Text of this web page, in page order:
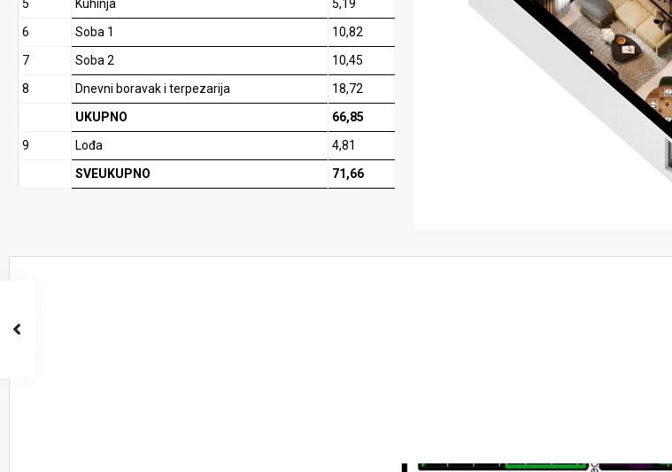
5
Kuhinja
5,19
6
Soba 1
10,82
7
Soba 2
10,45
8
Dnevni boravak i terpezarija
18,72
UKUPNO
66,85
9
Lođa
4,81
SVEUKUPNO
71,66